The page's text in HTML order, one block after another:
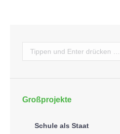
Search:
Großprojekte
Schule als Staat